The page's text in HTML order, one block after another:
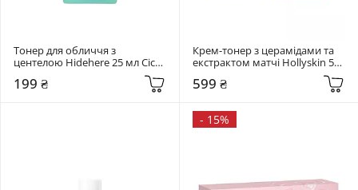
Тонер для обличчя з
центелою Hidehere 25 мл Cica
199 ₴
Крем-тонер з церамідами та
екстрактом матчі Hollyskin 50
599 ₴
- 15%